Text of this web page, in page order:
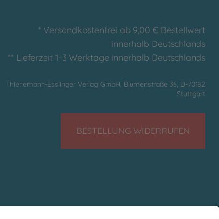
* Versandkostenfrei ab 9,00 € Bestellwert
innerhalb Deutschlands
** Lieferzeit 1-3 Werktage innerhalb Deutschlands
Thienemann-Esslinger Verlag GmbH, Blumenstraße 36, D-70182
Stuttgart
BESTELLUNG WIDERRUFEN